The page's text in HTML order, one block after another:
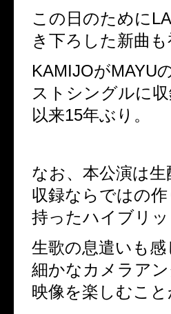
この日のために
き下ろした新曲も
KAMIJOがMAYU
ストシングルに収
以来15年ぶり。
なお、本公演は
収録ならではの
持ったハイブリッ
生歌の息遣いも
細かなカメラア
映像を楽しむこと